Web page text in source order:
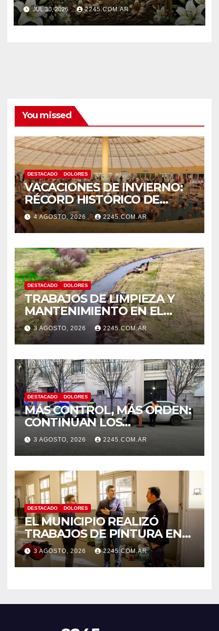
JUL 30, 2026 2245.COM.AR
You missed
DESTACADO DOLORES
VACACIONES DE INVIERNO:
RÉCORD HISTÓRICO DE
VISITANTES Y RECAUDACIÓN
EN EL PARQUE TERMAL DE
DOLORES
4 AGOSTO, 2026 2245.COM.AR
DESTACADO DOLORES
TRABAJOS DE LIMPIEZA Y
MANTENIMIENTO EN EL
CANAL LA PICASA
3 AGOSTO, 2026 2245.COM.AR
DESTACADO DOLORES
MÁS CONTROL, MÁS ORDEN:
CONTINÚAN LOS
OPERATIVOS PREVENTIVOS
DE TRÁNSITO EN DOLORES
3 AGOSTO, 2026 2245.COM.AR
DESTACADO DOLORES
EL MUNICIPIO REALIZÓ
TRABAJOS DE PINTURA EN
LA ESCUELA N.º 10
3 AGOSTO, 2026 2245.COM.AR